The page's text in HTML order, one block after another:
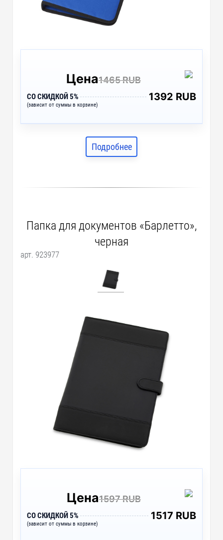
Цена1465 RUB
СО СКИДКОЙ 5%
(зависит от суммы в корзине)
1392 RUB
Подробнее
Папка для документов «Барлетто»,
черная
арт. 923977
Цена1597 RUB
СО СКИДКОЙ 5%
(зависит от суммы в корзине)
1517 RUB